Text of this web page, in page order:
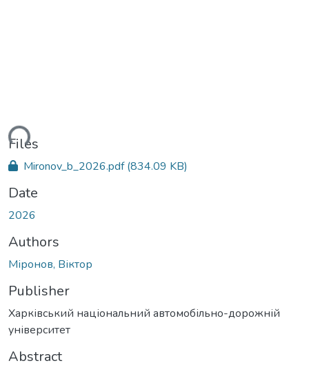
Files
Mironov_b_2026.pdf(834.09 KB)
Date
2026
Authors
Міронов, Віктор
Publisher
Харківський національний автомобільно-дорожній
університет
Abstract